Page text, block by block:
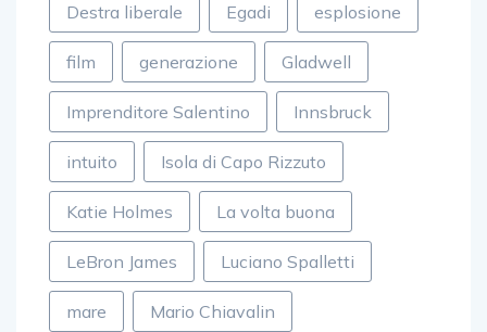
Destra liberale Egadi esplosione
film generazione Gladwell
Imprenditore Salentino Innsbruck
intuito Isola di Capo Rizzuto
Katie Holmes La volta buona
LeBron James Luciano Spalletti
mare Mario Chiavalin